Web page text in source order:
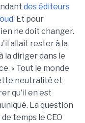
des éditeurs
. Et pour
ne doit changer.
allait rester à la
diriger dans le
« Tout le monde
neutralité et
qu'il en est
La question
temps le CEO